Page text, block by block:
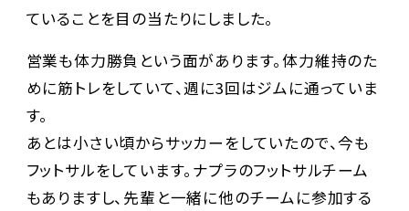
ていることを目の当たりにしました。
営業も体力勝負という面があります。体力維持のた
めに筋トレをしていて、週に3回はジムに通っていま
す。
あとは小さい頃からサッカーをしていたので、今も
フットサルをしています。ナプラのフットサルチーム
もありますし、先輩と一緒に他のチームに参加する